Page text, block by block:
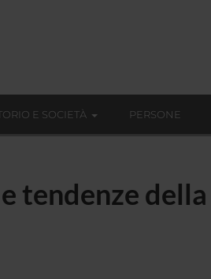
E SOCIETÀ PERSONE
tendenze